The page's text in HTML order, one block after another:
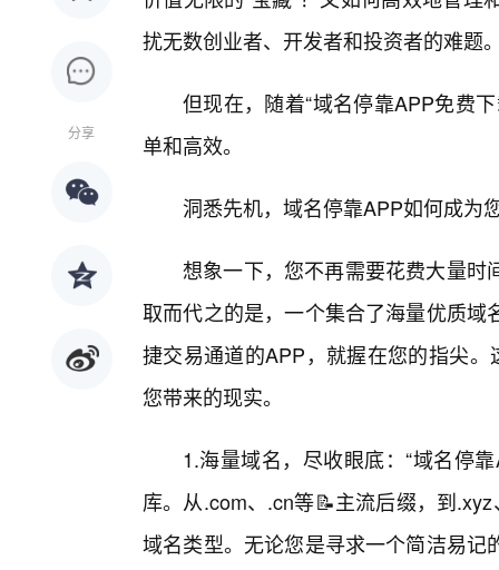
分享
扰无数创业者、开发者和投资者的难题
但现在，随着“域名停靠APP免费
单和高效。
洞悉先机，域名停靠APP如何成为
想象一下，您不再需要花费大量时
取而代之的是，一个集合了海量优质
捷交易通道的APP，就握在您的指尖
您带来的现实。
1.海量域名，尽收眼底：“域名停
库。从.com、.cn等📝主流后缀，到
域名类型。无论您是寻求一个简洁易